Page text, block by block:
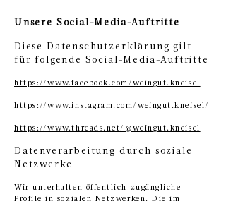
Unsere Social-Media-Auftritte
Diese Datenschutzerklärung gilt
für folgende Social-Media-Auftritte
https://www.facebook.com/weingut.kneisel
https://www.instagram.com/weingut.kneisel/
https://www.threads.net/@weingut.kneisel
Datenverarbeitung durch soziale
Netzwerke
Wir unterhalten öffentlich zugängliche
Profile in sozialen Netzwerken. Die im